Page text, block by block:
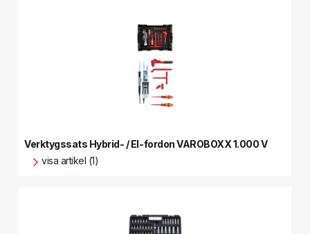
Verktygssats Hybrid- / El-fordon VAROBOXX 1.000 V
visa artikel (1)